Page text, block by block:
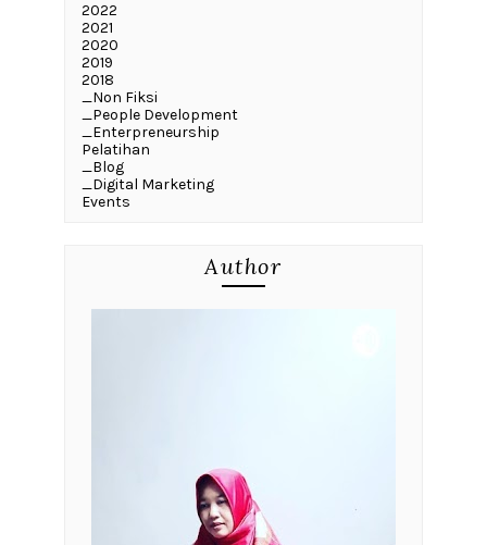
2022
2021
2020
2019
2018
_Non Fiksi
_People Development
_Enterpreneurship
Pelatihan
_Blog
_Digital Marketing
Events
Author